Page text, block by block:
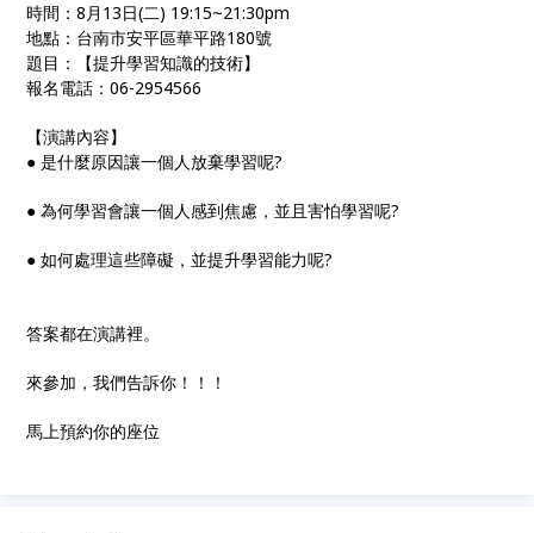
時間：8月13日(二) 19:15~21:30pm
地點：台南市安平區華平路180號
題目：【提升學習知識的技術】
報名電話：06-2954566
【演講內容】
● 是什麼原因讓一個人放棄學習呢?
● 為何學習會讓一個人感到焦慮，並且害怕學習呢?
● 如何處理這些障礙，並提升學習能力呢?
答案都在演講裡。
來參加，我們告訴你！！！
馬上預約你的座位